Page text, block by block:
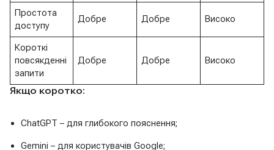
Простота
доступу
Добре Добре Високо
Короткі
повсякденні
запити
Добре Добре Високо
Якщо коротко:
ChatGPT – для глибокого пояснення;
Gemini – для користувачів Google;